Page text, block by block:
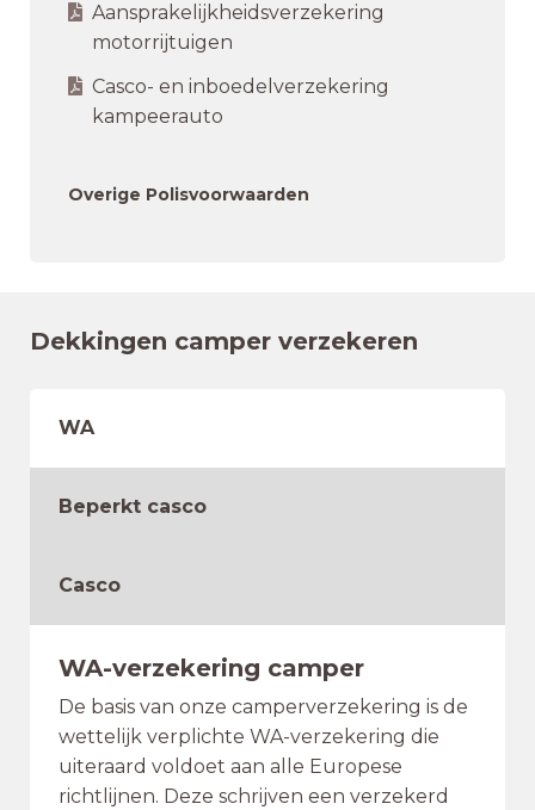
Aansprakelijkheidsverzekering
motorrijtuigen
Casco- en inboedelverzekering
kampeerauto
Overige Polisvoorwaarden
Dekkingen camper verzekeren
WA
Beperkt casco
Casco
WA-verzekering camper
De basis van onze camperverzekering is de
wettelijk verplichte WA-verzekering die
uiteraard voldoet aan alle Europese
richtlijnen. Deze schrijven een verzekerd